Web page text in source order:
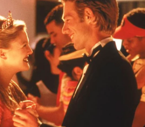
1–2 minggu tergantung cuaca dan
sudah tidak berbau menyengat,
mulai stabil dan nutrisi siap
biasanya mulai terlihat
daunnya.
Selengkapnya